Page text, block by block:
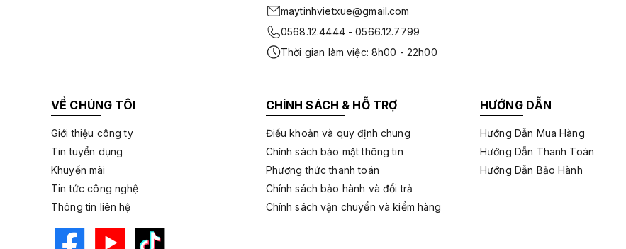
maytinhvietxue@gmail.com
0568.12.4444 - 0566.12.7799
Thời gian làm việc: 8h00 - 22h00
VỀ CHÚNG TÔI
Giới thiệu công ty
Tin tuyển dụng
Khuyến mãi
Tin tức công nghệ
Thông tin liên hệ
CHÍNH SÁCH & HỖ TRỢ
Điều khoản và quy định chung
Chính sách bảo mật thông tin
Phương thức thanh toán
Chính sách bảo hành và đổi trả
Chính sách vận chuyển và kiểm hàng
HƯỚNG DẪN
Hướng Dẫn Mua Hàng
Hướng Dẫn Thanh Toán
Hướng Dẫn Bảo Hành